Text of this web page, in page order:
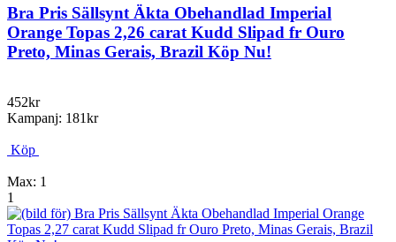
Bra Pris Sällsynt Äkta Obehandlad Imperial
Orange Topas 2,26 carat Kudd Slipad fr Ouro
Preto, Minas Gerais, Brazil Köp Nu!
452kr
Kampanj: 181kr
Köp
Max: 1
1